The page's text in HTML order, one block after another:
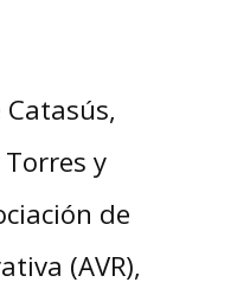
y
de
(AVR),